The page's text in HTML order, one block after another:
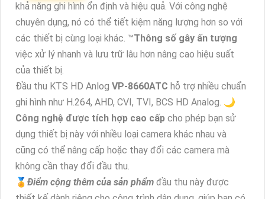
khả năng ghi hình ổn định và hiệu quả. Với công nghệ
chuyên dụng, nó có thể tiết kiệm năng lượng hơn so với
các thiết bị cùng loại khác. ™️Thông số gây ấn tượng
việc xử lý nhanh và lưu trữ lâu hơn nâng cao hiệu suất
của thiết bị.
Đầu thu KTS HD Anlog VP-8660ATC hỗ trợ nhiều chuẩn
ghi hình như H.264, AHD, CVI, TVI, BCS HD Analog. 🌙
Công nghệ được tích hợp cao cấp cho phép bạn sử
dụng thiết bị này với nhiều loại camera khác nhau và
cũng có thể nâng cấp hoặc thay đổi các camera mà
không cần thay đổi đầu thu.
️🏅️ Điểm cộng thêm của sản phẩm đầu thu này được